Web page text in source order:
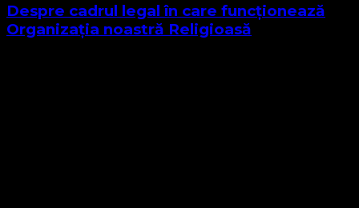
Despre cadrul legal în care funcționează
Organizația noastră Religioasă